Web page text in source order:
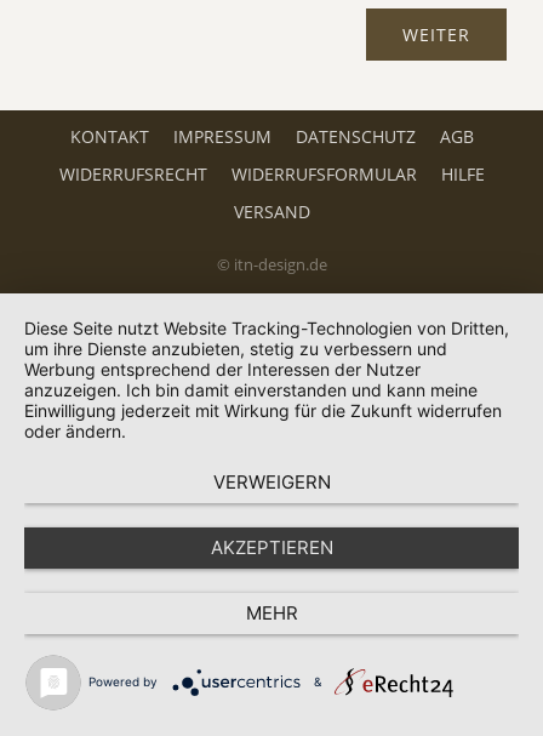
KONTAKT IMPRESSUM DATENSCHUTZ
AGB
WIDERRUFSRECHT
WIDERRUFSFORMULAR
HILFE
VERSAND
© itn-design.de
Diese Seite nutzt Website Tracking-Technologien von Dritten,
um ihre Dienste anzubieten, stetig zu verbessern und
Werbung entsprechend der Interessen der Nutzer
anzuzeigen. Ich bin damit einverstanden und kann meine
Einwilligung jederzeit mit Wirkung für die Zukunft widerrufen
oder ändern.
VERWEIGERN
AKZEPTIEREN
MEHR
Powered by &